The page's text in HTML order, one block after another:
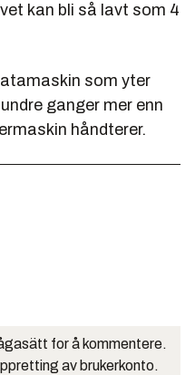
kan bli så lavt som 4
som yter
ganger mer enn
håndterer.
for å kommentere.
av brukerkonto.